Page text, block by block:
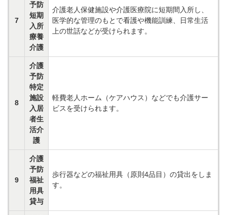
7
予防
短期
入所
療養
介護
介護老人保健施設や介護医療院に短期間入所し、
医学的な管理のもとで看護や機能訓練、日常生活
上の世話などが受けられます。
8
介護
予防
特定
施設
入居
者生
活介
護
軽費老人ホーム（ケアハウス）などでも介護サー
ビスを受けられます。
9
介護
予防
福祉
用具
貸与
歩行器などの福祉用具（原則4品目）の貸出をしま
す。